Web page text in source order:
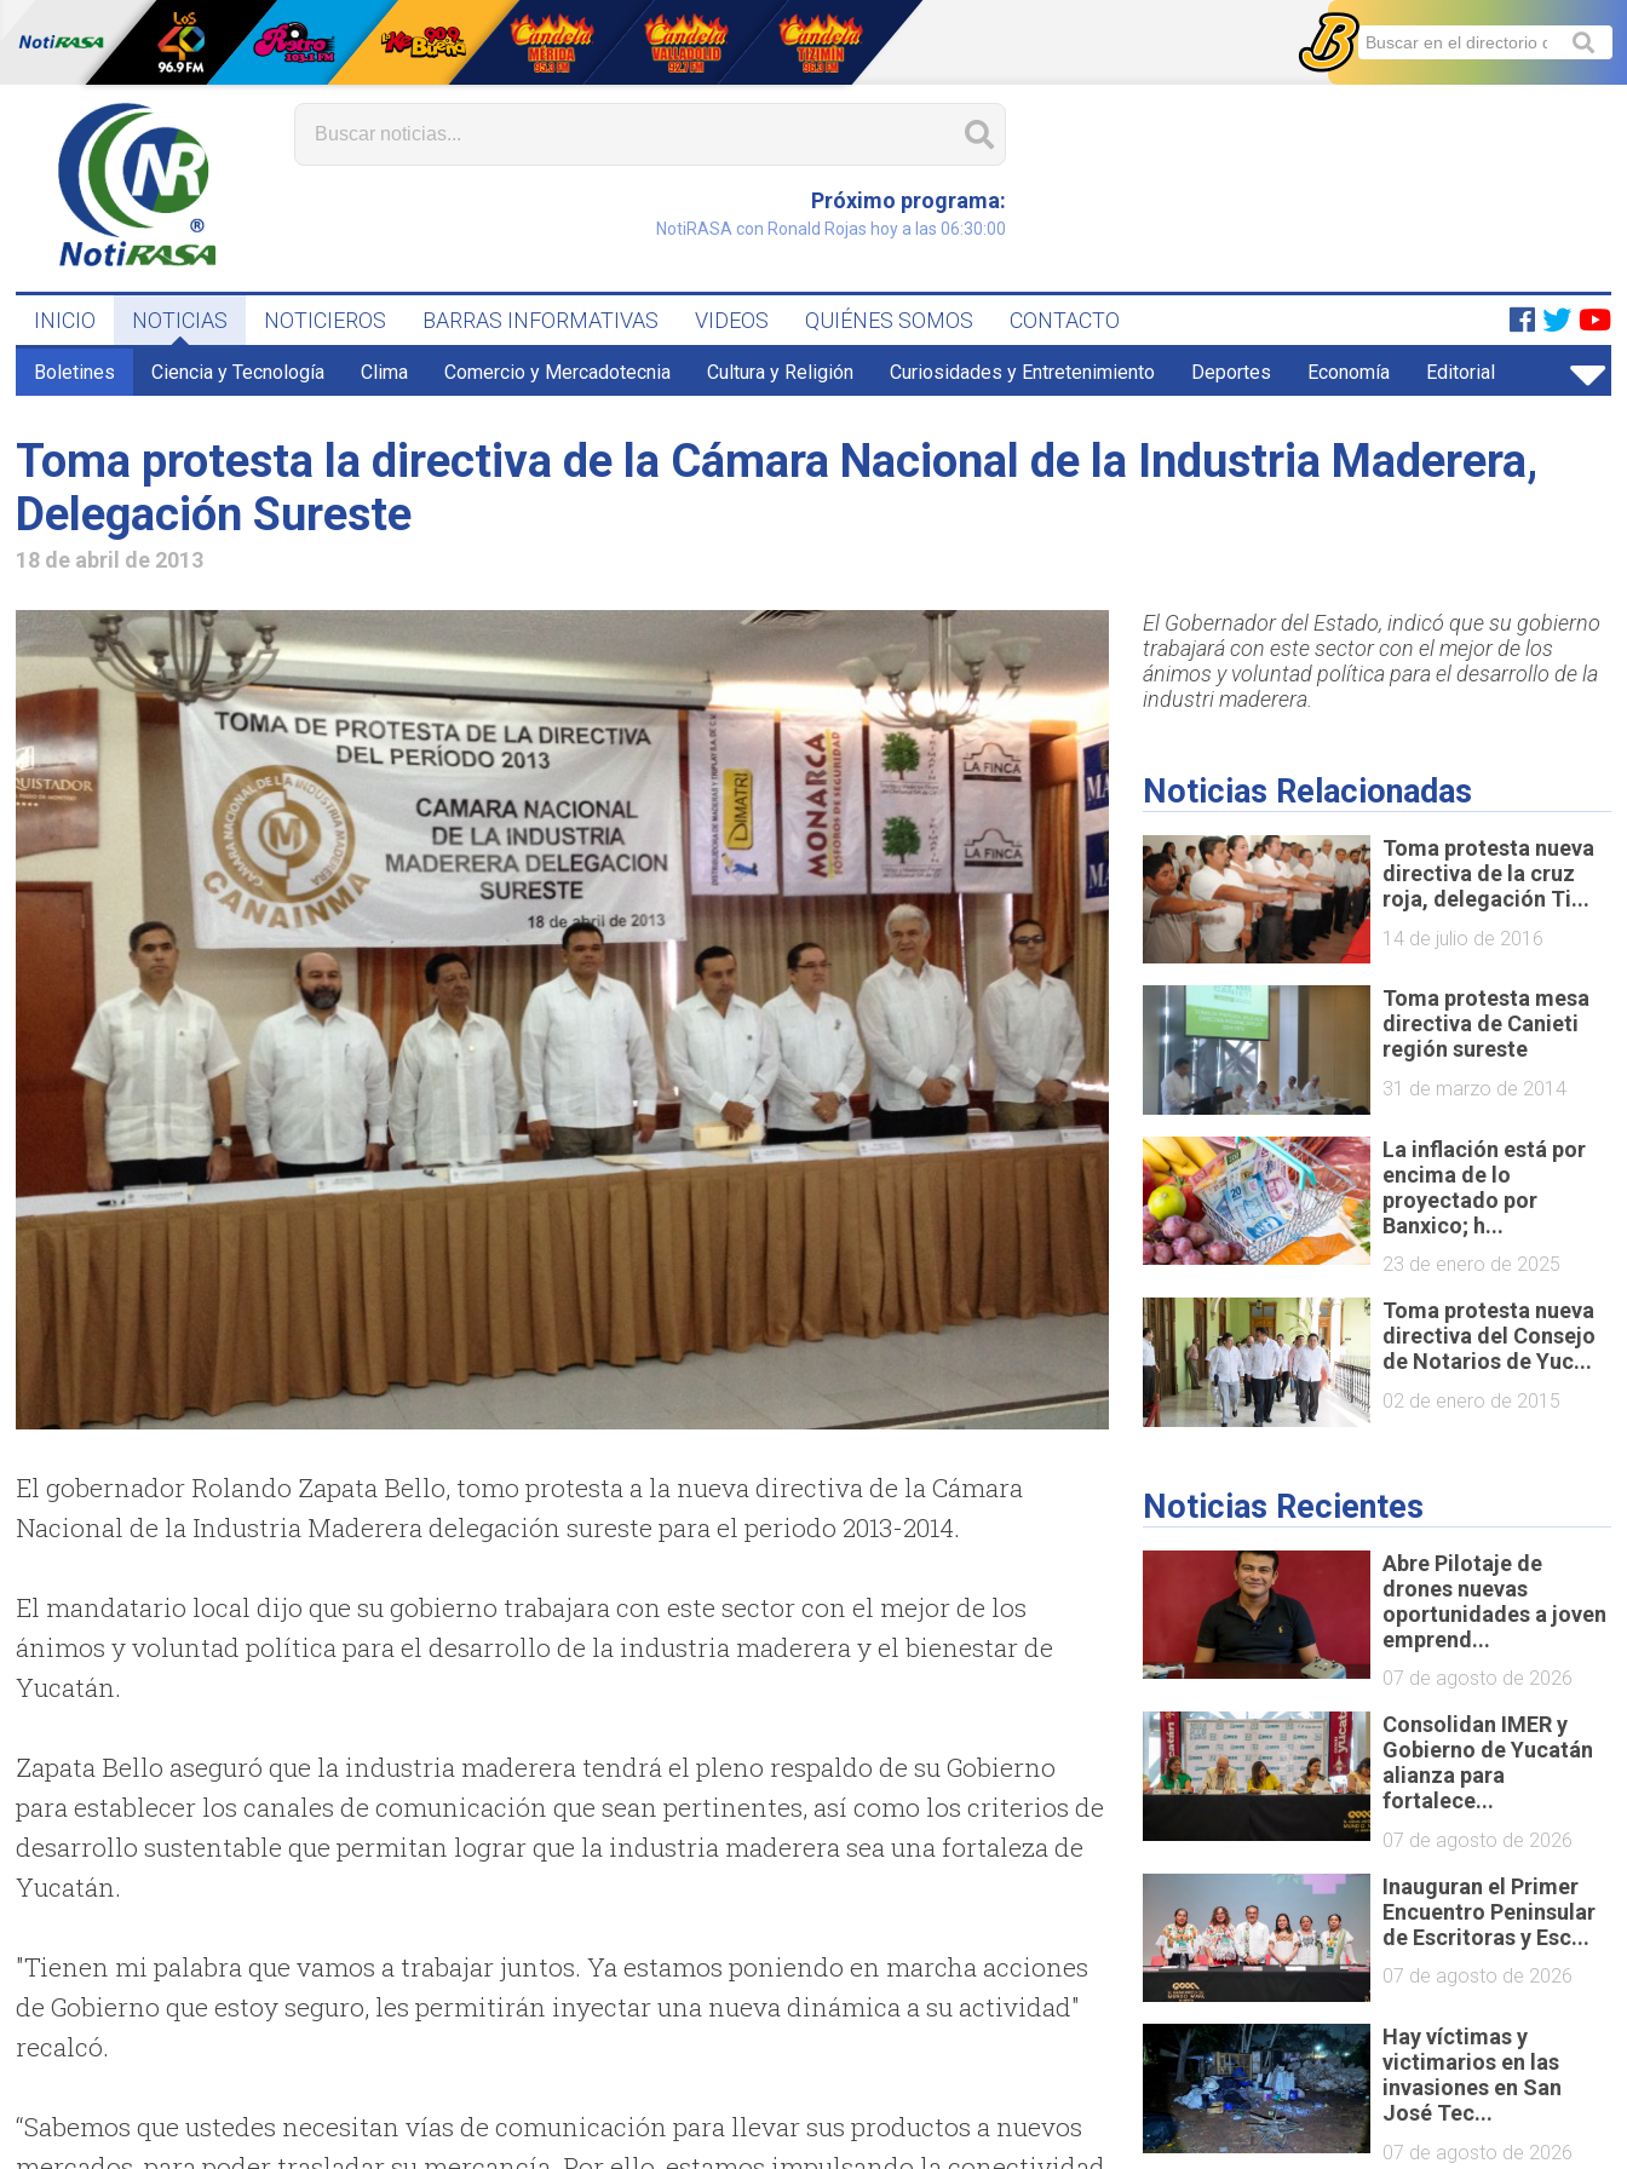
Próximo programa:
NotiRASA con Ronald Rojas hoy a las 06:30:00
INICIO NOTICIAS NOTICIEROS BARRAS INFORMATIVAS VIDEOS QUIÉNES SOMOS CONTACTO
Boletines Ciencia y Tecnología Clima Comercio y Mercadotecnia Cultura y Religión Curiosidades y Entretenimiento Deportes Economía Editorial
Toma protesta la directiva de la Cámara Nacional de la Industria Maderera,
Delegación Sureste
18 de abril de 2013
El gobernador Rolando Zapata Bello, tomo protesta a la nueva directiva de la Cámara
Nacional de la Industria Maderera delegación sureste para el periodo 2013-2014.
El mandatario local dijo que su gobierno trabajara con este sector con el mejor de los
ánimos y voluntad política para el desarrollo de la industria maderera y el bienestar de
Yucatán.
Zapata Bello aseguró que la industria maderera tendrá el pleno respaldo de su Gobierno
para establecer los canales de comunicación que sean pertinentes, así como los criterios de
desarrollo sustentable que permitan lograr que la industria maderera sea una fortaleza de
Yucatán.
"Tienen mi palabra que vamos a trabajar juntos. Ya estamos poniendo en marcha acciones
de Gobierno que estoy seguro, les permitirán inyectar una nueva dinámica a su actividad"
recalcó.
“Sabemos que ustedes necesitan vías de comunicación para llevar sus productos a nuevos
El Gobernador del Estado, indicó que su gobierno
trabajará con este sector con el mejor de los
ánimos y voluntad política para el desarrollo de la
industri maderera.
Noticias Relacionadas
Toma protesta nueva
directiva de la cruz
roja, delegación Ti...
14 de julio de 2016
Toma protesta mesa
directiva de Canieti
región sureste
31 de marzo de 2014
La inflación está por
encima de lo
proyectado por
Banxico; h...
23 de enero de 2025
Toma protesta nueva
directiva del Consejo
de Notarios de Yuc...
02 de enero de 2015
Noticias Recientes
Abre Pilotaje de
drones nuevas
oportunidades a joven
emprend...
07 de agosto de 2026
Consolidan IMER y
Gobierno de Yucatán
alianza para
fortalece...
07 de agosto de 2026
Inauguran el Primer
Encuentro Peninsular
de Escritoras y Esc...
07 de agosto de 2026
Hay víctimas y
victimarios en las
invasiones en San
José Tec...
07 de agosto de 2026